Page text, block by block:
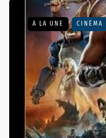
A LA UNE CINÉMA